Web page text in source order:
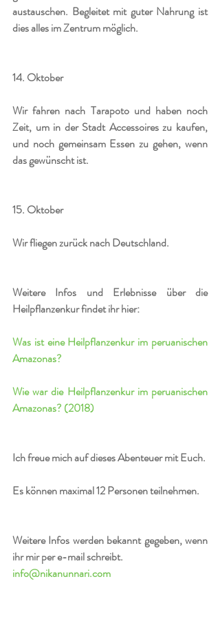
austauschen. Begleitet mit guter Nahrung ist
dies alles im Zentrum möglich.
14. Oktober
Wir fahren nach Tarapoto und haben noch
Zeit, um in der Stadt Accessoires zu kaufen,
und noch gemeinsam Essen zu gehen, wenn
das gewünscht ist.
15. Oktober
Wir fliegen zurück nach Deutschland.
Weitere Infos und Erlebnisse über die
Heilpflanzenkur findet ihr hier:
Was ist eine Heilpflanzenkur im peruanischen
Amazonas?
Wie war die Heilpflanzenkur im peruanischen
Amazonas? (2018)
Ich freue mich auf dieses Abenteuer mit Euch.
Es können maximal 12 Personen teilnehmen.
Weitere Infos werden bekannt gegeben, wenn
ihr mir per e-mail schreibt.
info@nikanunnari.com